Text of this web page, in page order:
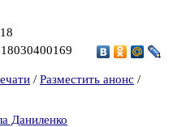
/ Разместить анонс /
Даниленко